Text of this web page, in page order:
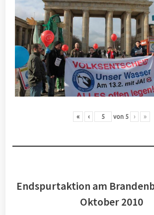
« ‹ von 5 › »
Endspurtaktion am
Oktober 2010